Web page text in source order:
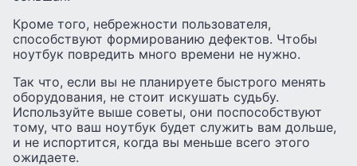
Кроме того, небрежности пользователя,
способствуют формированию дефектов. Чтобы
ноутбук повредить много времени не нужно.
Так что, если вы не планируете быстрого менять
оборудования, не стоит искушать судьбу.
Используйте выше советы, они поспособствуют
тому, что ваш ноутбук будет служить вам дольше,
и не испортится, когда вы меньше всего этого
ожидаете.